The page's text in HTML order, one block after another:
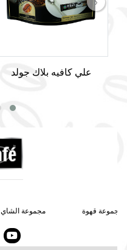
علي كافيه بلاك جولد
مجموعة قهوة مجموعة الشاي